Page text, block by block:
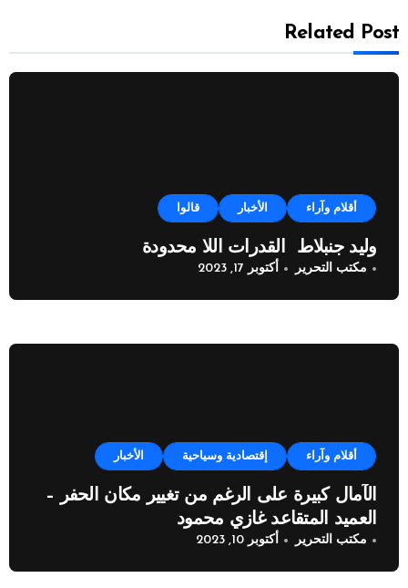
Related Post
أقلام وآراء الأخبار قالوا
وليد جنبلاط القدرات اللا محدودة
مكتب التحرير أكتوبر 17, 2023
أقلام وآراء إقتصادية وسياحية الأخبار
الآمال كبيرة على الرغم من تغيير مكان الحفر –
العميد المتقاعد غازي محمود
مكتب التحرير أكتوبر 10, 2023